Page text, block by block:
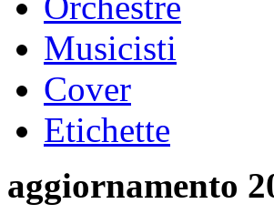
Musicisti
Cover
Etichette
aggiornamento